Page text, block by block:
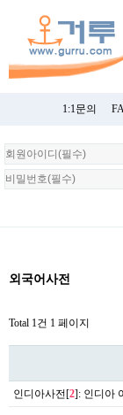
1:1문의
회
원
로
외국어사전
Total 1건 1 페이지
인디아사전[2]: 인디아